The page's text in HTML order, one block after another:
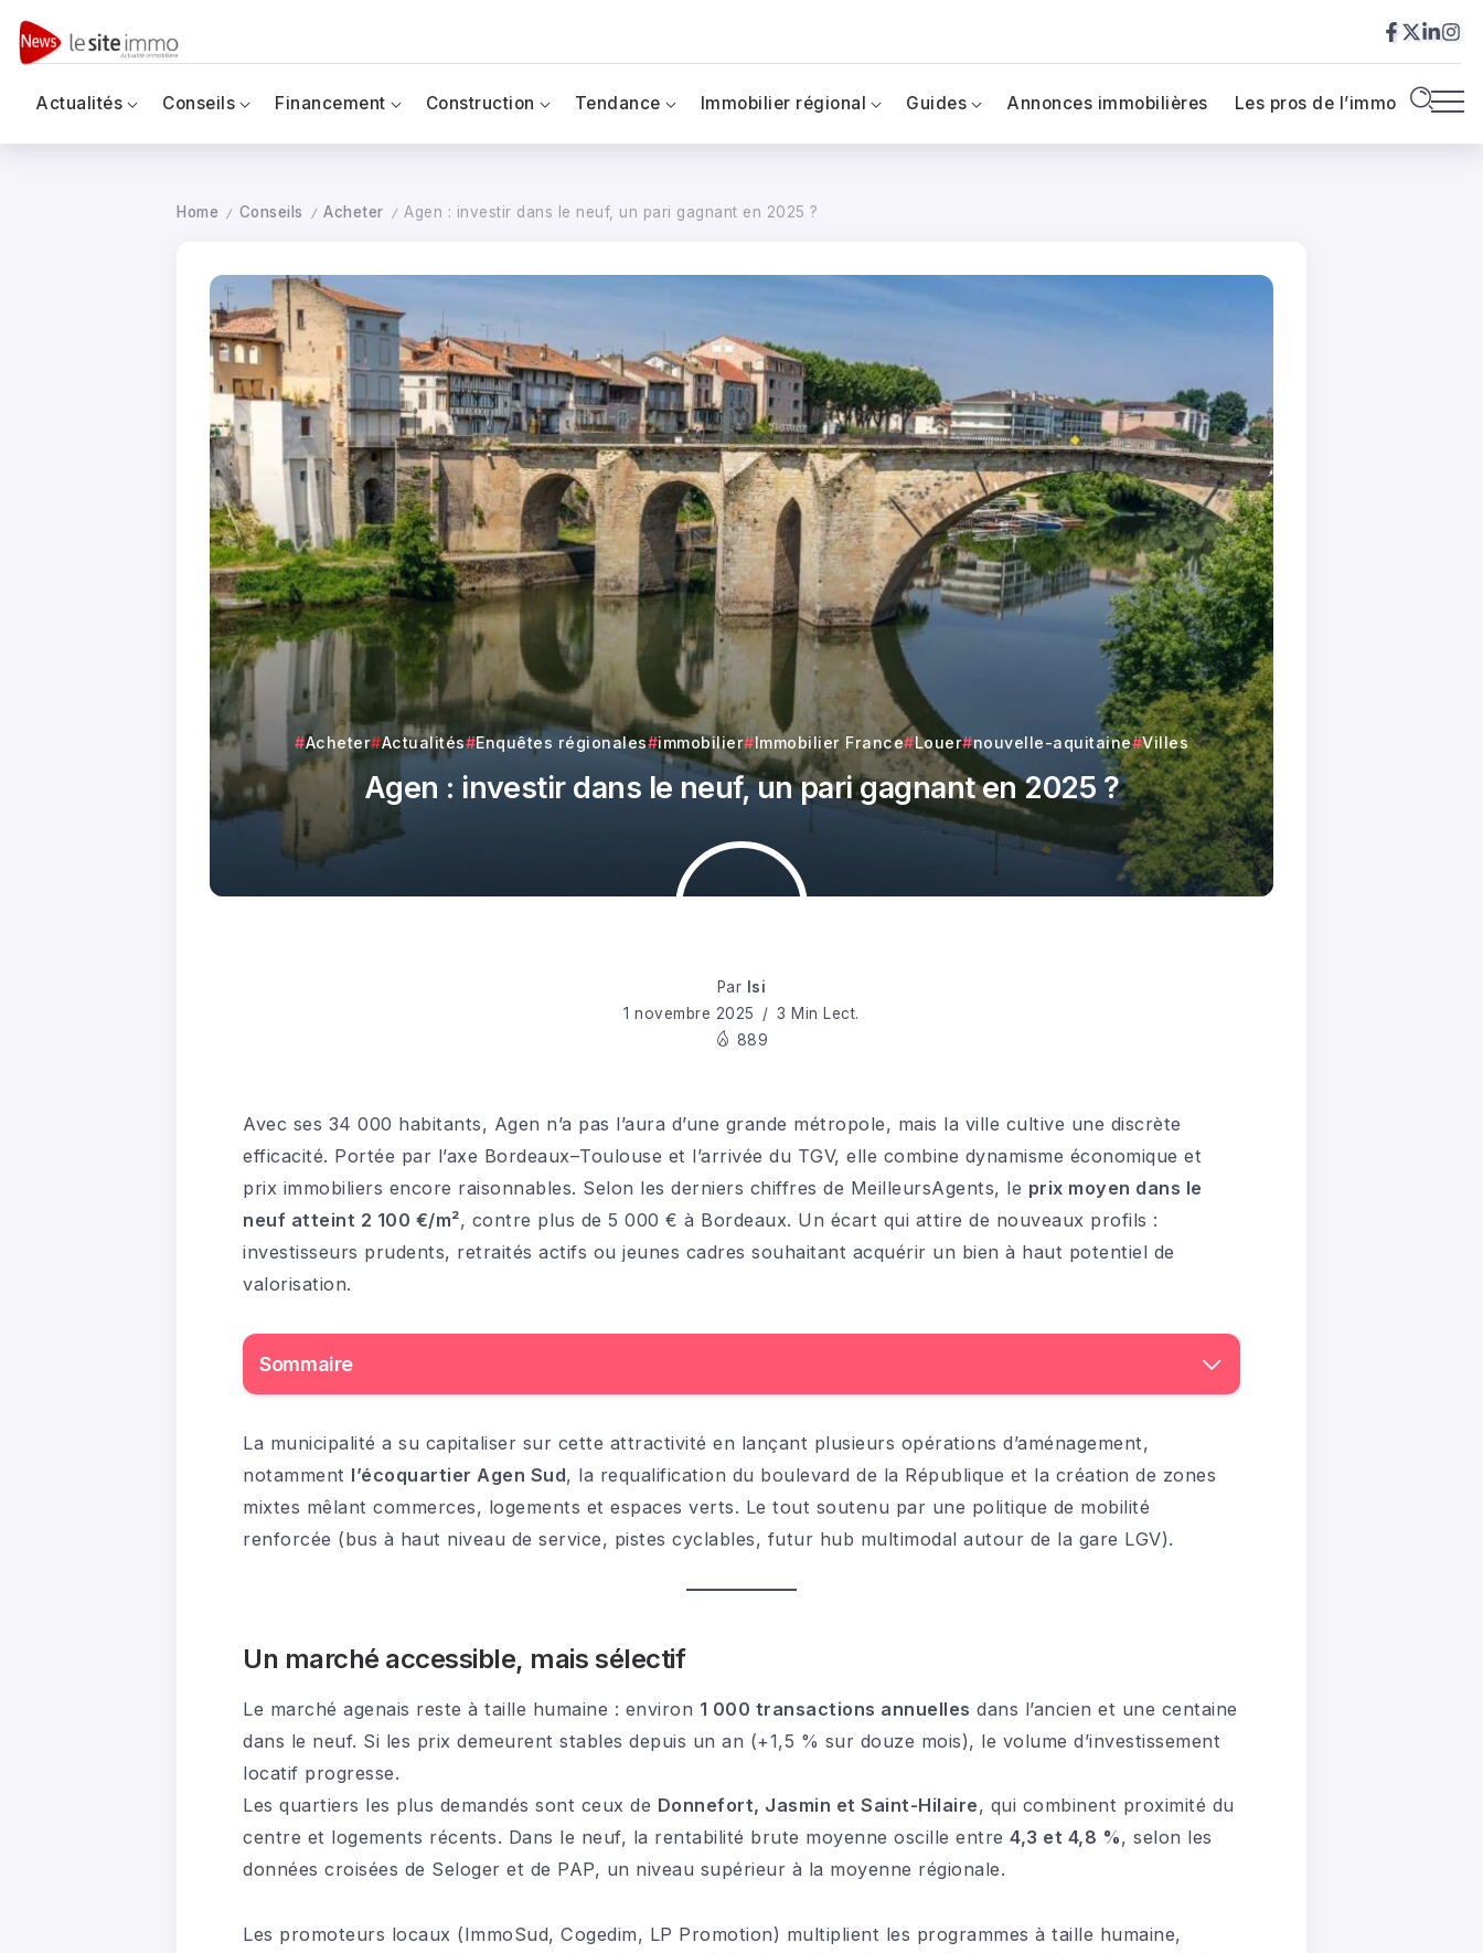
Actualités Conseils Financement Construction Tendance Immobilier régional Guides Annonces immobilières Les pros de l’immo
Home / Conseils / Acheter / Agen : investir dans le neuf, un pari gagnant en 2025 ?
Acheter Actualités Enquêtes régionales immobilier Immobilier France Louer nouvelle-aquitaine Villes
Agen : investir dans le neuf, un pari gagnant en 2025 ?
Par
lsi
1 novembre 2025
3 Min Lect.
889
Avec ses 34 000 habitants, Agen n’a pas l’aura d’une grande métropole, mais la ville cultive une discrète
efficacité. Portée par l’axe Bordeaux–Toulouse et l’arrivée du TGV, elle combine dynamisme économique et
prix immobiliers encore raisonnables. Selon les derniers chiffres de MeilleursAgents, le prix moyen dans le
neuf atteint 2 100 €/m², contre plus de 5 000 € à Bordeaux. Un écart qui attire de nouveaux profils :
investisseurs prudents, retraités actifs ou jeunes cadres souhaitant acquérir un bien à haut potentiel de
valorisation.
Sommaire
La municipalité a su capitaliser sur cette attractivité en lançant plusieurs opérations d’aménagement,
notamment l’écoquartier Agen Sud, la requalification du boulevard de la République et la création de zones
mixtes mêlant commerces, logements et espaces verts. Le tout soutenu par une politique de mobilité
renforcée (bus à haut niveau de service, pistes cyclables, futur hub multimodal autour de la gare LGV).
Un marché accessible, mais sélectif
Le marché agenais reste à taille humaine : environ 1 000 transactions annuelles dans l’ancien et une centaine
dans le neuf. Si les prix demeurent stables depuis un an (+1,5 % sur douze mois), le volume d’investissement
locatif progresse.
Les quartiers les plus demandés sont ceux de Donnefort, Jasmin et Saint-Hilaire, qui combinent proximité du
centre et logements récents. Dans le neuf, la rentabilité brute moyenne oscille entre 4,3 et 4,8 %, selon les
données croisées de Seloger et de PAP, un niveau supérieur à la moyenne régionale.
Les promoteurs locaux (ImmoSud, Cogedim, LP Promotion) multiplient les programmes à taille humaine,